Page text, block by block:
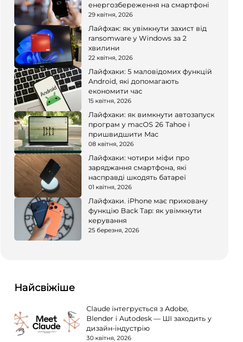
енергозбереження на смартфоні
29 квітня, 2026
Лайфхак: як увімкнути захист від
ransomware у Windows за 2
хвилини
22 квітня, 2026
Лайфхаки: 5 маловідомих функцій
Android, які допомагають
економити час
15 квітня, 2026
Лайфхаки: як вимкнути автозапуск
програм у macOS 26 Tahoe і
пришвидшити Mac
08 квітня, 2026
Лайфхаки: чотири міфи про
заряджання смартфона, які
насправді шкодять батареї
01 квітня, 2026
Лайфхаки. iPhone має приховану
функцію Back Tap: як увімкнути
керування
25 березня, 2026
Найсвіжіше
Claude інтегрується з Adobe,
Blender і Autodesk — ШІ заходить у
дизайн-індустрію
30 квітня, 2026